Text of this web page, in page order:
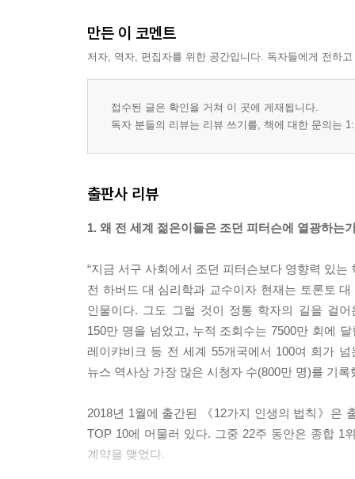
만든 이 코멘트
저자, 역자, 편집자를 위한 공간입니다. 독자들에게 전하
접수된 글은 확인을 거쳐 이 곳에 게재됩니다.
독자 분들의 리뷰는 리뷰 쓰기를, 책에 대한 문의는
출판사 리뷰
1. 왜 전 세계 젊은이들은 조던 피터슨에 열광하는
“지금 서구 사회에서 조던 피터슨보다 영향력 있
전 하버드 대 심리학과 교수이자 현재는 토론토
인물이다. 그도 그럴 것이 정통 학자의 길을 걸
150만 명을 넘었고, 누적 조회수는 7500만 회에
레이캬비크 등 전 세계 55개국에서 100여 회가
뉴스 역사상 가장 많은 시청자 수(800만 명)를 기
2018년 1월에 출간된 《12가지 인생의 법칙》은
TOP 10에 머물러 있다. 그중 22주 동안은 종합 1
계약을 맺었다.